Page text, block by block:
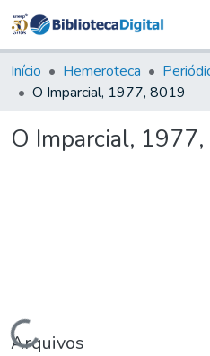
&
Tudo
Início Hemeroteca
O Imparcial, 1977, 8019
O Imparcial,
Carregando...
Arquivos